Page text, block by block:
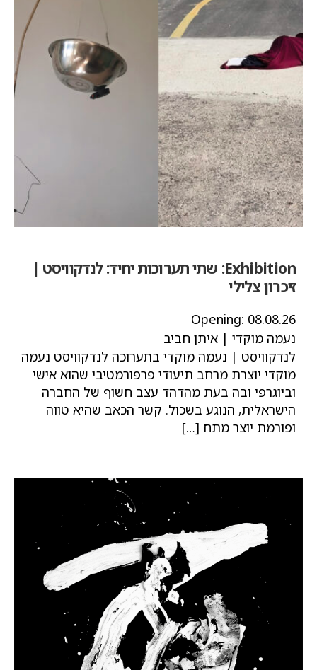
Exhibition: שתי תערוכות יחיד: לנדקוויסט |
זיכרון צלילי
Opening: 08.08.26
נעמה מוקדי | איתן חביב
לנדקוויסט | נעמה מוקדי בתערוכה לנדקוויסט נעמה
מוקדי יוצרת מרחב תיעודי פרפורמטיבי שהוא אישי
וביוגרפי ובה בעת מהדהד עצב חשוף של החברה
הישראלית, הנוגע בשכול. קשר הכאב שהיא טווה
ופורמת יוצר מתח […]